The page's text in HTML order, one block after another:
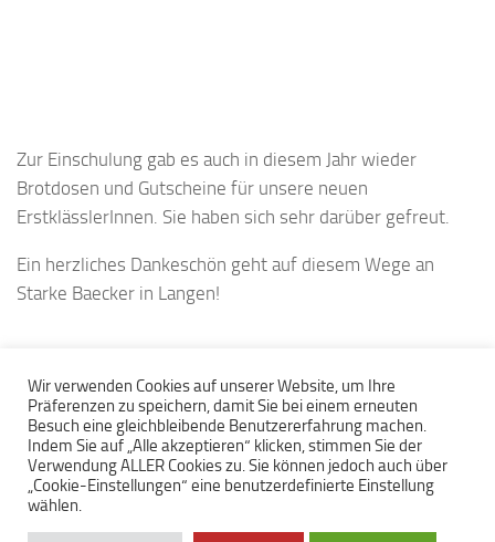
Zur Einschulung gab es auch in diesem Jahr wieder
Brotdosen und Gutscheine für unsere neuen
ErstklässlerInnen. Sie haben sich sehr darüber gefreut.
Ein herzliches Dankeschön geht auf diesem Wege an
Starke Baecker in Langen!
Grundschule am Hinschweg © 2026. Alle Rechte vorbehalten.
Hinschweg 29 - 27607 Geestland - Telefon 04 743 - 937 25 00
Präsentiert von - Entworfen mit demHueman-Theme
Wir verwenden Cookies auf unserer Website, um Ihre
Präferenzen zu speichern, damit Sie bei einem erneuten
Besuch eine gleichbleibende Benutzererfahrung machen.
Indem Sie auf „Alle akzeptieren“ klicken, stimmen Sie der
Verwendung ALLER Cookies zu. Sie können jedoch auch über
„Cookie-Einstellungen“ eine benutzerdefinierte Einstellung
wählen.